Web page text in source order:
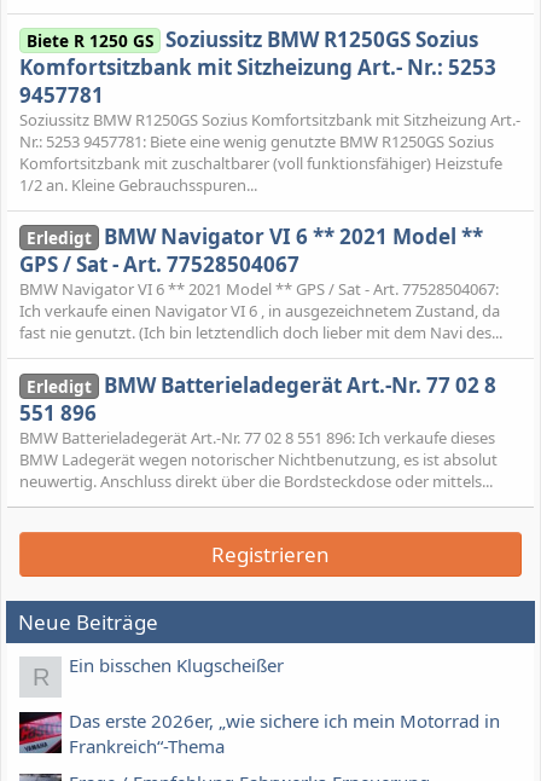
Biete R 1250 GS Soziussitz BMW R1250GS Sozius
Komfortsitzbank mit Sitzheizung Art.- Nr.: 5253
9457781
Soziussitz BMW R1250GS Sozius Komfortsitzbank mit Sitzheizung Art.-
Nr.: 5253 9457781: Biete eine wenig genutzte BMW R1250GS Sozius
Komfortsitzbank mit zuschaltbarer (voll funktionsfähiger) Heizstufe
1/2 an. Kleine Gebrauchsspuren...
Erledigt BMW Navigator VI 6 ** 2021 Model **
GPS / Sat - Art. 77528504067
BMW Navigator VI 6 ** 2021 Model ** GPS / Sat - Art. 77528504067:
Ich verkaufe einen Navigator VI 6 , in ausgezeichnetem Zustand, da
fast nie genutzt. (Ich bin letztendlich doch lieber mit dem Navi des...
Erledigt BMW Batterieladegerät Art.-Nr. 77 02 8
551 896
BMW Batterieladegerät Art.-Nr. 77 02 8 551 896: Ich verkaufe dieses
BMW Ladegerät wegen notorischer Nichtbenutzung, es ist absolut
neuwertig. Anschluss direkt über die Bordsteckdose oder mittels...
Registrieren
Neue Beiträge
R Ein bisschen Klugscheißer
Das erste 2026er, „wie sichere ich mein Motorrad in
Frankreich“-Thema